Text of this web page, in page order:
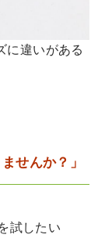
に違いがある
せんか？」
試したい